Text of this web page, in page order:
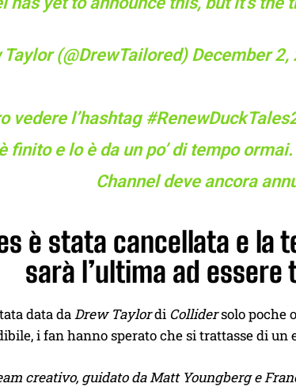
Taylor (@DrewTailored) December 2,
vedere l’hashtag
finito e lo è da un po’ di tempo
Channel deve ancora
è stata cancellata e la
sarà l’ultima ad essere
data da Drew Taylordi Collidersolo poche
i fan hanno sperato che si trattasse di
creativo, guidato da Matt Youngberg e